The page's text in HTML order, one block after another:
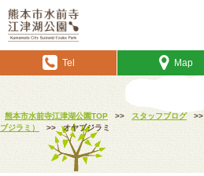
Tel Map
熊本市水前寺江津湖公園TOP >> スタッフブログ >>
ブジラミ）
>> オヤブジラミ